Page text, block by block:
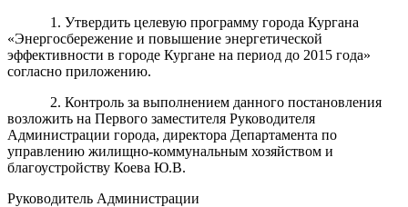
1. Утвердить целевую программу города Кургана
«Энергосбережение и повышение энергетической
эффективности в городе Кургане на период до 2015 года»
согласно приложению.
2. Контроль за выполнением данного постановления
возложить на Первого заместителя Руководителя
Администрации города, директора Департамента по
управлению жилищно-коммунальным хозяйством и
благоустройству Коева Ю.В.
Руководитель Администрации